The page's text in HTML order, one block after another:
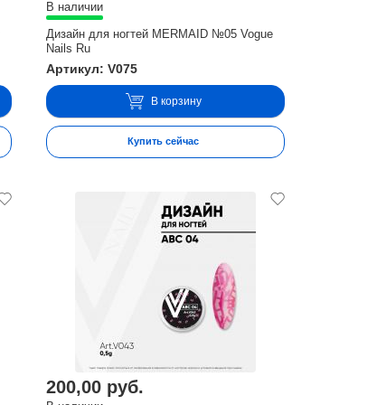
В наличии
Дизайн для ногтей MERMAID №05 Vogue
Nails Ru
Артикул: V075
В корзину
Купить сейчас
200,00 руб.